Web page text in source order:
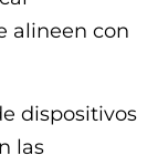
alineen con
dispositivos
las